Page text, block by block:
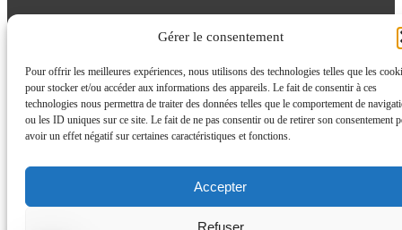
Gérer le consentement
Pour offrir les meilleures expériences, nous utilisons des technologies telles que les
pour stocker et/ou accéder aux informations des appareils. Le fait de consentir à ces
technologies nous permettra de traiter des données telles que le comportement de
ou les ID uniques sur ce site. Le fait de ne pas consentir ou de retirer son consentement
avoir un effet négatif sur certaines caractéristiques et fonctions.
Accepter
Refuser